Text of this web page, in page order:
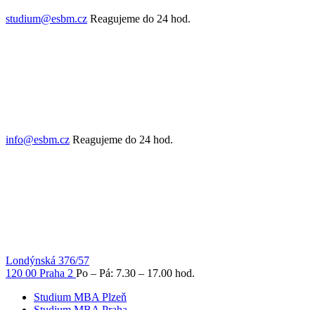
studium@esbm.cz Reagujeme do 24 hod.
info@esbm.cz Reagujeme do 24 hod.
Londýnská 376/57
120 00 Praha 2 Po – Pá: 7.30 – 17.00 hod.
Studium MBA Plzeň